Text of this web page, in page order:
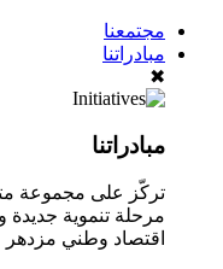
مجتمعنا
مبادراتنا
✖
مبادراتنا
تركّز على مجموعة
مرحلة تنموية
اقتصاد وطني مزدهر